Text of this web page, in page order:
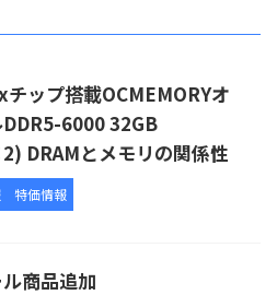
ップ搭載OCMEMORYオ
DDR5-6000 32GB
DRAMとメモリの関係性
特価情報
商品追加